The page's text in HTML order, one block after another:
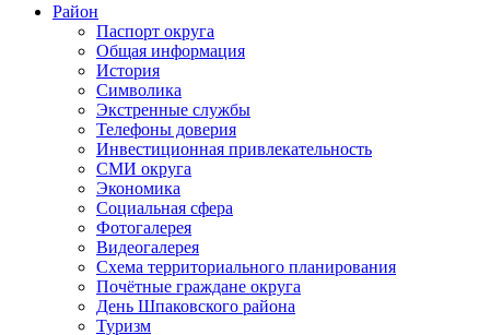
Район
Паспорт округа
Общая информация
История
Символика
Экстренные службы
Телефоны доверия
Инвестиционная привлекательность
СМИ округа
Экономика
Социальная сфера
Фотогалерея
Видеогалерея
Схема территориального планирования
Почётные граждане округа
День Шпаковского района
Туризм